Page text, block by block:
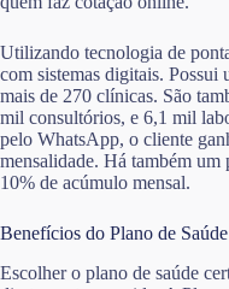
Utilizando tecnologia de
com sistemas digitais. Possui
mais de 270 clínicas. São
mil consultórios, e 6,1 mil
pelo WhatsApp, o cliente
mensalidade. Há também um
10% de acúmulo mensal.
Benefícios do Plano de
Escolher o plano de saúde